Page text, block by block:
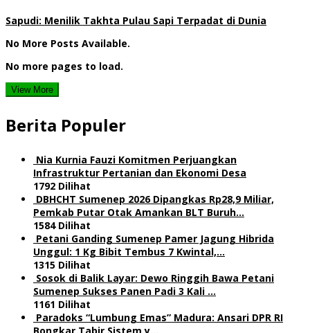
Sapudi: Menilik Takhta Pulau Sapi Terpadat di Dunia
No More Posts Available.
No more pages to load.
View More
Berita Populer
Nia Kurnia Fauzi Komitmen Perjuangkan
Infrastruktur Pertanian dan Ekonomi Desa
1792 Dilihat
DBHCHT Sumenep 2026 Dipangkas Rp28,9 Miliar,
Pemkab Putar Otak Amankan BLT Buruh…
1584 Dilihat
Petani Ganding Sumenep Pamer Jagung Hibrida
Unggul: 1 Kg Bibit Tembus 7 Kwintal,…
1315 Dilihat
Sosok di Balik Layar: Dewo Ringgih Bawa Petani
Sumenep Sukses Panen Padi 3 Kali …
1161 Dilihat
Paradoks “Lumbung Emas” Madura: Ansari DPR RI